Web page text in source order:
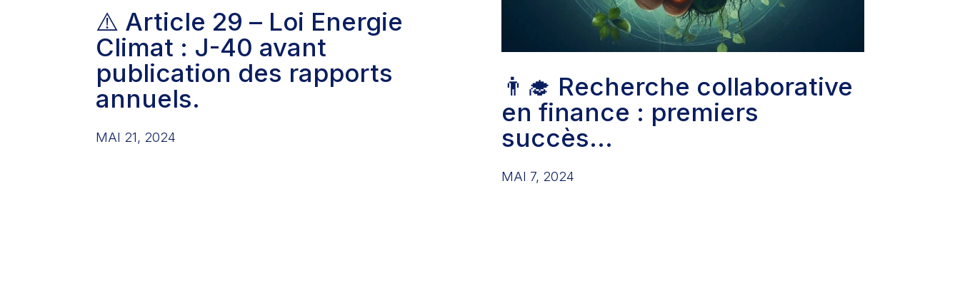
⚠️ Article 29 – Loi Energie
Climat : J-40 avant
publication des rapports
annuels.
MAI 21, 2024
👨‍🎓 Recherche collaborative
en finance : premiers
succès…
MAI 7, 2024